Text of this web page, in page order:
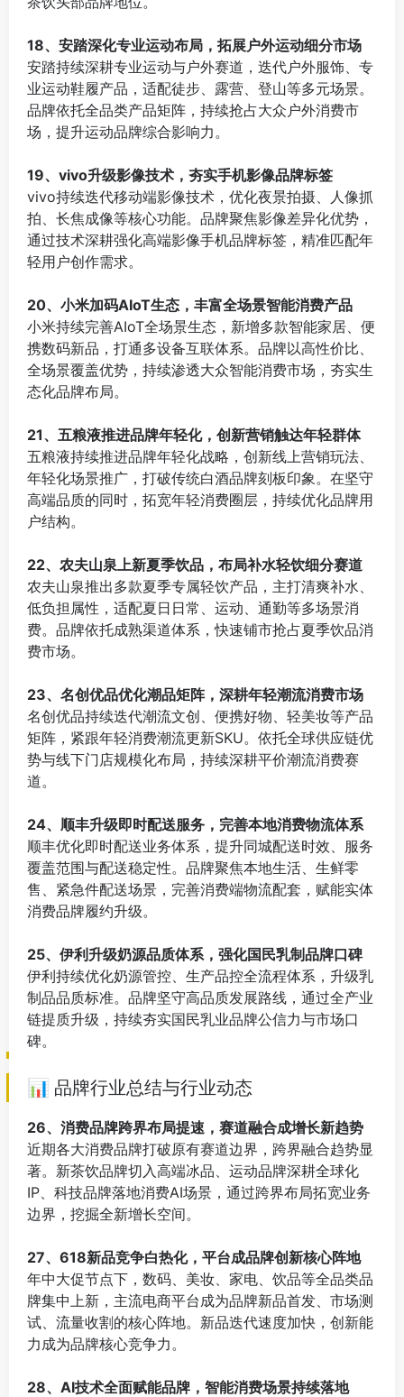
18、安踏深化专业运动布局，拓展户外运动细分市场
安踏持续深耕专业运动与户外赛道，迭代户外服饰、专
业运动鞋履产品，适配徒步、露营、登山等多元场景。
品牌依托全品类产品矩阵，持续抢占大众户外消费市
场，提升运动品牌综合影响力。
19、vivo升级影像技术，夯实手机影像品牌标签
vivo持续迭代移动端影像技术，优化夜景拍摄、人像抓
拍、长焦成像等核心功能。品牌聚焦影像差异化优势，
通过技术深耕强化高端影像手机品牌标签，精准匹配年
轻用户创作需求。
20、小米加码AIoT生态，丰富全场景智能消费产品
小米持续完善AIoT全场景生态，新增多款智能家居、便
携数码新品，打通多设备互联体系。品牌以高性价比、
全场景覆盖优势，持续渗透大众智能消费市场，夯实生
态化品牌布局。
21、五粮液推进品牌年轻化，创新营销触达年轻群体
五粮液持续推进品牌年轻化战略，创新线上营销玩法、
年轻化场景推广，打破传统白酒品牌刻板印象。在坚守
高端品质的同时，拓宽年轻消费圈层，持续优化品牌用
户结构。
22、农夫山泉上新夏季饮品，布局补水轻饮细分赛道
农夫山泉推出多款夏季专属轻饮产品，主打清爽补水、
低负担属性，适配夏日日常、运动、通勤等多场景消
费。品牌依托成熟渠道体系，快速铺市抢占夏季饮品消
费市场。
23、名创优品优化潮品矩阵，深耕年轻潮流消费市场
名创优品持续迭代潮流文创、便携好物、轻美妆等产品
矩阵，紧跟年轻消费潮流更新SKU。依托全球供应链优
势与线下门店规模化布局，持续深耕平价潮流消费赛
道。
24、顺丰升级即时配送服务，完善本地消费物流体系
顺丰优化即时配送业务体系，提升同城配送时效、服务
覆盖范围与配送稳定性。品牌聚焦本地生活、生鲜零
售、紧急件配送场景，完善消费端物流配套，赋能实体
消费品牌履约升级。
25、伊利升级奶源品质体系，强化国民乳制品牌口碑
伊利持续优化奶源管控、生产品控全流程体系，升级乳
制品品质标准。品牌坚守高品质发展路线，通过全产业
链提质升级，持续夯实国民乳业品牌公信力与市场口
碑。
📊 品牌行业总结与行业动态
26、消费品牌跨界布局提速，赛道融合成增长新趋势
近期各大消费品牌打破原有赛道边界，跨界融合趋势显
著。新茶饮品牌切入高端冰品、运动品牌深耕全球化
IP、科技品牌落地消费AI场景，通过跨界布局拓宽业务
边界，挖掘全新增长空间。
27、618新品竞争白热化，平台成品牌创新核心阵地
年中大促节点下，数码、美妆、家电、饮品等全品类品
牌集中上新，主流电商平台成为品牌新品首发、市场测
试、流量收割的核心阵地。新品迭代速度加快，创新能
力成为品牌核心竞争力。
28、AI技术全面赋能品牌，智能消费场景持续落地